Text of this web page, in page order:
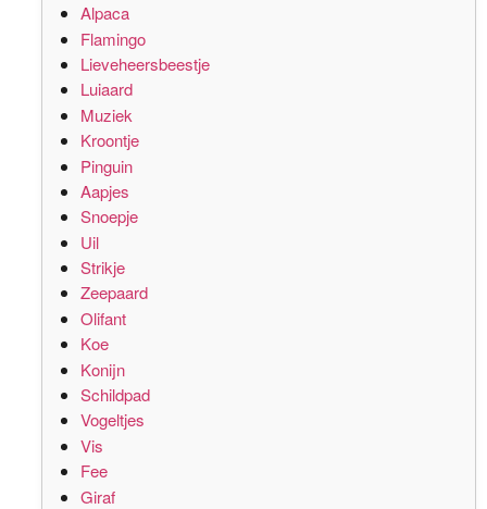
Alpaca
Flamingo
Lieveheersbeestje
Luiaard
Muziek
Kroontje
Pinguin
Aapjes
Snoepje
Uil
Strikje
Zeepaard
Olifant
Koe
Konijn
Schildpad
Vogeltjes
Vis
Fee
Giraf